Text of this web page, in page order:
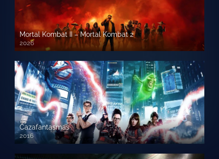
Mortal Kombat II – Mortal Kombat 2
2026
1080p HD
Cazafantasmas
2016
720p HD